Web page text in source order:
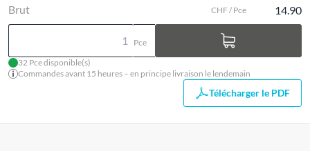
Brut CHF / Pce 14.90
Pce
32 Pce disponible(s)
Commandes avant 15 heures – en principe livraison le lendemain
Télécharger le PDF